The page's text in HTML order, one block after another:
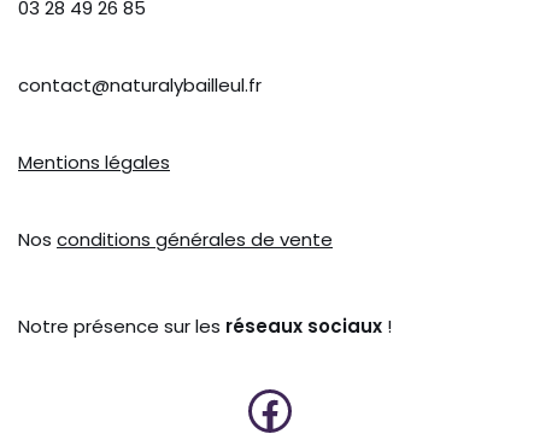
03 28 49 26 85
contact@naturalybailleul.fr
Mentions légales
Nos conditions générales de vente
Notre présence sur les réseaux sociaux !